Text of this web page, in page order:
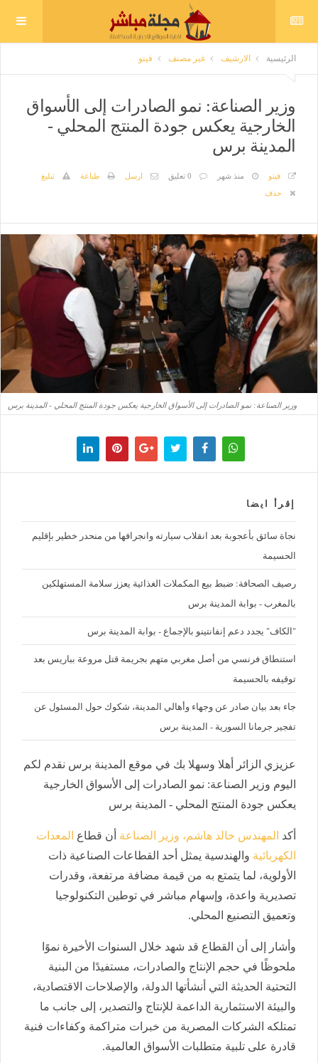
الرئيسية الارشيف غير مصنف فيتو
وزير الصناعة: نمو الصادرات إلى الأسواق
الخارجية يعكس جودة المنتج المحلي -
المدينة برس
فيتو منذ شهر 0 تعليق ارسل طباعة
تبليغ
حذف
وزير الصناعة: نمو الصادرات إلى الأسواق الخارجية يعكس جودة المنتج المحلي - المدينة برس
إقرأ ايضا
نجاة سائق بأعجوبة بعد انقلاب سيارته وانجرافها من منحدر خطير بإقليم
الحسيمة
رصيف الصحافة: ضبط بيع المكملات الغذائية يعزز سلامة المستهلكين
بالمغرب - بوابة المدينة برس
"الكاف" يجدد دعم إنفانتينو بالإجماع - بوابة المدينة برس
استنطاق فرنسي من أصل مغربي متهم بجريمة قتل مروعة بباريس بعد
توقيفه بالحسيمة
جاء بعد بيان صادر عن وجهاء وأهالي المدينة، شكوك حول المسئول عن
تفجير جرمانا السورية - المدينة برس
عزيزي الزائر أهلا وسهلا بك في موقع المدينة برس نقدم لكم
اليوم وزير الصناعة: نمو الصادرات إلى الأسواق الخارجية
يعكس جودة المنتج المحلي - المدينة برس
أكد المهندس خالد هاشم، وزير الصناعة أن قطاع المعدات
الكهربائية والهندسية يمثل أحد القطاعات الصناعية ذات
الأولوية، لما يتمتع به من قيمة مضافة مرتفعة، وقدرات
تصديرية واعدة، وإسهام مباشر في توطين التكنولوجيا
وتعميق التصنيع المحلي.
وأشار إلى أن القطاع قد شهد خلال السنوات الأخيرة نموًا
ملحوظًا في حجم الإنتاج والصادرات، مستفيدًا من البنية
التحتية الحديثة التي أنشأتها الدولة، والإصلاحات الاقتصادية،
والبيئة الاستثمارية الداعمة للإنتاج والتصدير، إلى جانب ما
تمتلكه الشركات المصرية من خبرات متراكمة وكفاءات فنية
قادرة على تلبية متطلبات الأسواق العالمية.